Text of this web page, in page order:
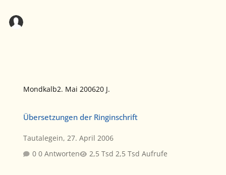
Mondkalb2. Mai 200620 J.
Übersetzungen der Ringinschrift
Tautalegein,27. April 2006
0 Antworten
2,5 Tsd Aufrufe